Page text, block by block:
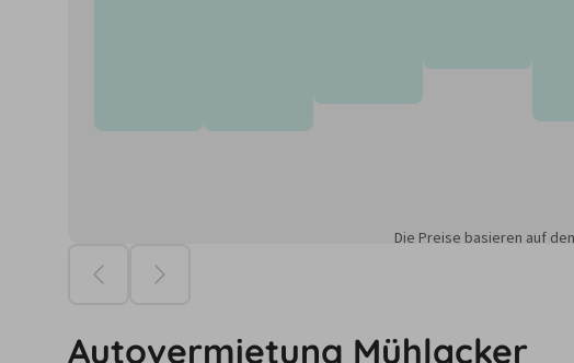
Die Preise basieren auf
Autovermietung Mühlacker